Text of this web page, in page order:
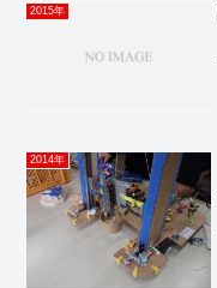
2015年
2014年